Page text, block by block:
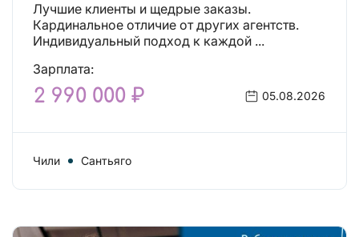
Лучшие клиенты и щедрые заказы.
Кардинальное отличие от других агентств.
Индивидуальный подход к каждой ...
Зарплата:
2 990 000 ₽ 05.08.2026
Чили Сантьяго